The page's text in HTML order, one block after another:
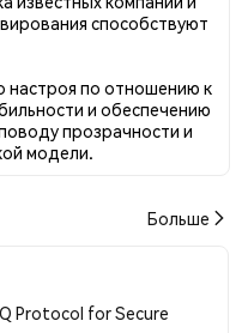
твитов были
Эти данные основаны
способствуют
настроя по отношению к
и обеспечению
прозрачности и
модели.
Больше
Protocol for Secure